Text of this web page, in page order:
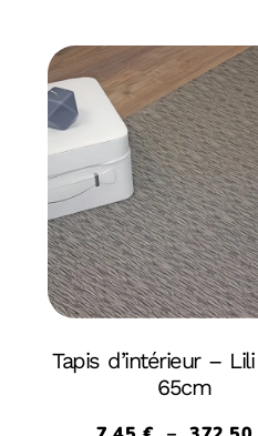
Tapis d’intérieur –
65cm